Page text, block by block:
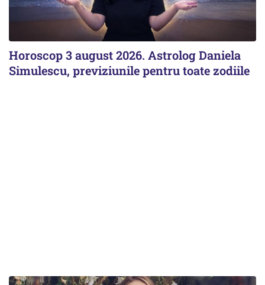
Horoscop 3 august 2026. Astrolog Daniela
Simulescu, previziunile pentru toate zodiile